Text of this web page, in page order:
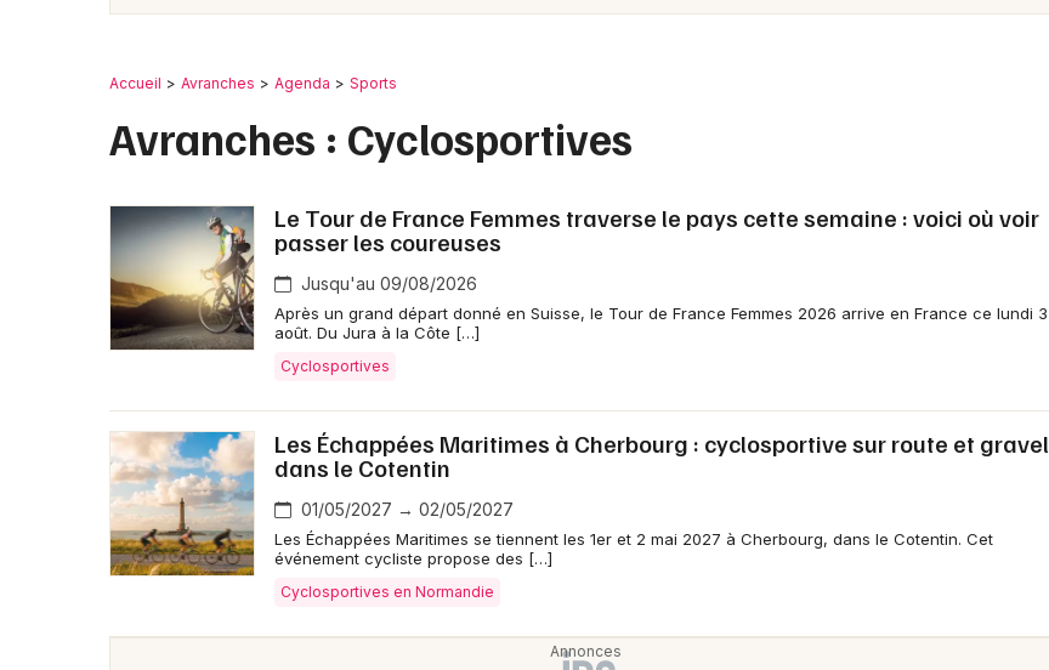
Sorties famille
Cyclosportives dans la Manche
Cyclosportives en Normandie
Mulhouse
Paris
Toulouse
Accueil Avranches Agenda Sports
Avranches : Cyclosportives
Le Tour de France Femmes traverse le pays cette semaine : voici où voir
passer les coureuses
Jusqu'au 09/08/2026
Après un grand départ donné en Suisse, le Tour de France Femmes 2026 arrive en France ce lundi 3
août. Du Jura à la Côte […]
Cyclosportives
Les Échappées Maritimes à Cherbourg : cyclosportive sur route et gravel
dans le Cotentin
01/05/2027 → 02/05/2027
Les Échappées Maritimes se tiennent les 1er et 2 mai 2027 à Cherbourg, dans le Cotentin. Cet
événement cycliste propose des […]
Cyclosportives en Normandie